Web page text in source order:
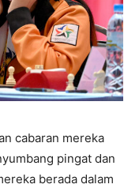
cabaran mereka
pingat dan
berada dalam